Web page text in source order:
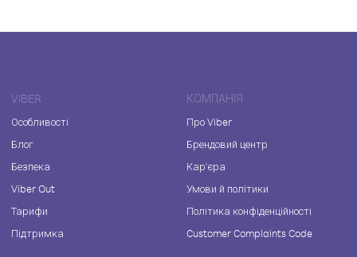
VIBER
Особливості
Блог
Безпека
Viber Out
Тарифи
Підтримка
КОМПАНІЯ
Про Viber
Брендовий центр
Кар'єра
Умови й політики
Політика конфіденційності
Customer Complaints Code